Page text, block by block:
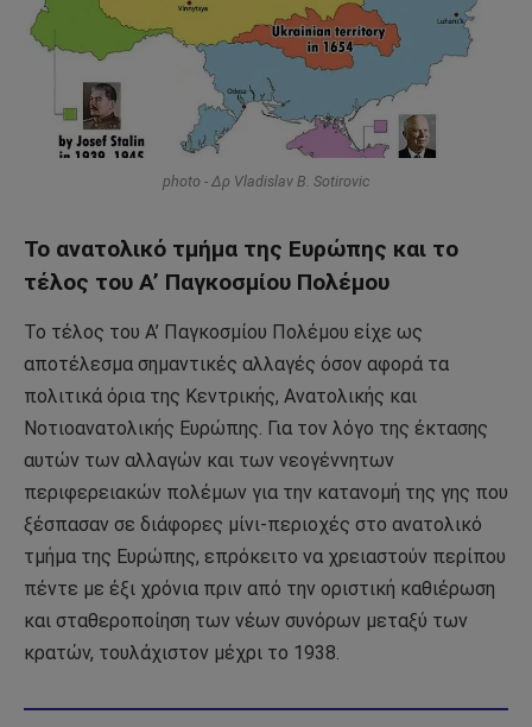
photo - Δρ Vladislav B. Sotirovic
Το ανατολικό τμήμα της Ευρώπης και το
τέλος του Α’ Παγκοσμίου Πολέμου
Το τέλος του Α’ Παγκοσμίου Πολέμου είχε ως
αποτέλεσμα σημαντικές αλλαγές όσον αφορά τα
πολιτικά όρια της Κεντρικής, Ανατολικής και
Νοτιοανατολικής Ευρώπης. Για τον λόγο της έκτασης
αυτών των αλλαγών και των νεογέννητων
περιφερειακών πολέμων για την κατανομή της γης που
ξέσπασαν σε διάφορες μίνι-περιοχές στο ανατολικό
τμήμα της Ευρώπης, επρόκειτο να χρειαστούν περίπου
πέντε με έξι χρόνια πριν από την οριστική καθιέρωση
και σταθεροποίηση των νέων συνόρων μεταξύ των
κρατών, τουλάχιστον μέχρι το 1938.